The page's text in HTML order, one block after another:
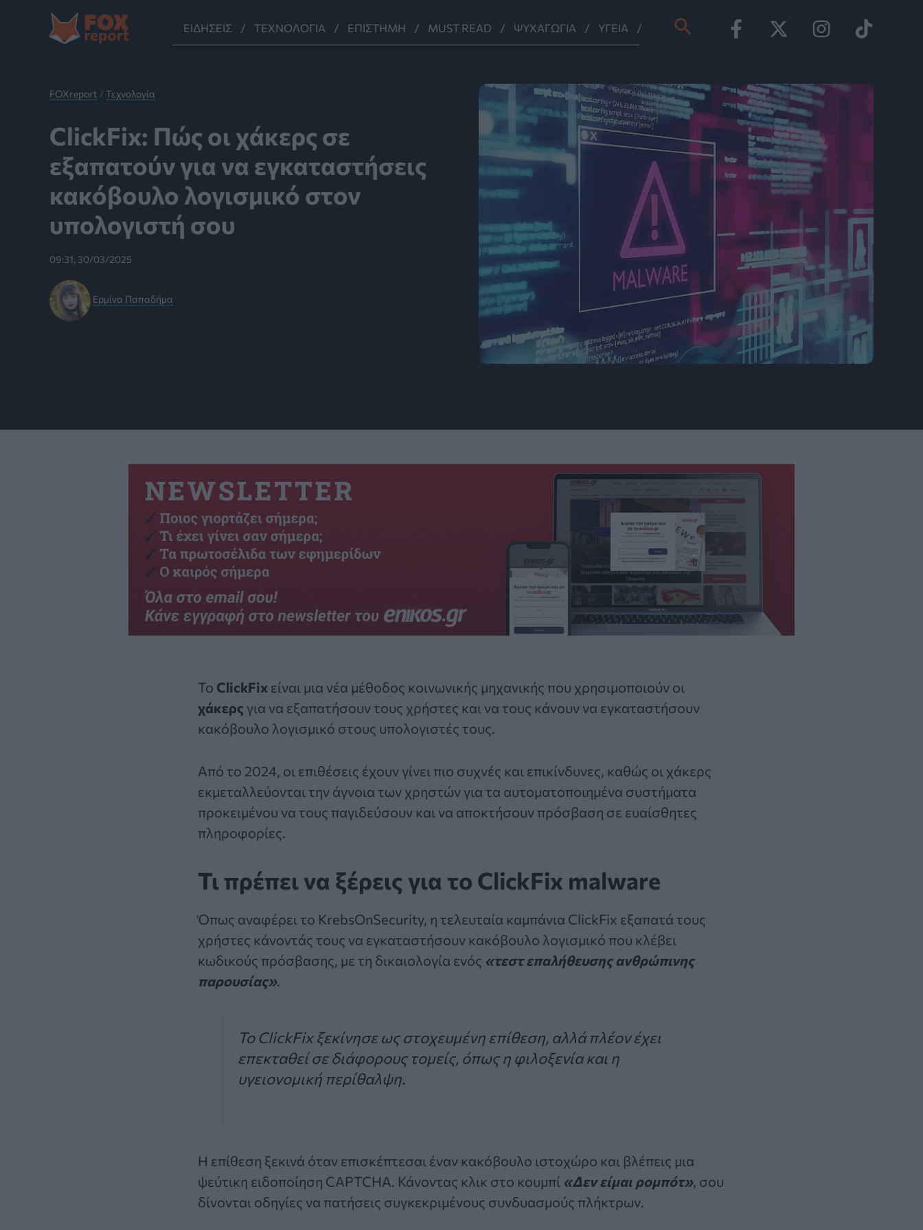
Μετάβαση
περιεχόμενο
ΕΙΔΉΣΕΙΣ ΤΕΧΝΟΛΟΓΊΑ ΕΠΙΣΤΉΜΗ MUST READ ΨΥΧΑΓΩΓΊΑ ΥΓΕΊΑ Αναζήτηση
FOXreport /Τεχνολογία
ClickFix: Πώς οι χάκερς σε
εξαπατούν για να εγκαταστήσεις
κακόβουλο λογισμικό στον
υπολογιστή σου
09:31, 30/03/2025
Ερμίνα Παπαδήμα
Το ClickFix είναι μια νέα μέθοδος κοινωνικής μηχανικής που χρησιμοποιούν οι
χάκερς για να εξαπατήσουν τους χρήστες και να τους κάνουν να εγκαταστήσουν
κακόβουλο λογισμικό στους υπολογιστές τους.
Από το 2024, οι επιθέσεις έχουν γίνει πιο συχνές και επικίνδυνες, καθώς οι χάκερς
εκμεταλλεύονται την άγνοια των χρηστών για τα αυτοματοποιημένα συστήματα
προκειμένου να τους παγιδεύσουν και να αποκτήσουν πρόσβαση σε ευαίσθητες
πληροφορίες.
Τι πρέπει να ξέρεις για το ClickFix malware
Όπως αναφέρει το KrebsOnSecurity, η τελευταία καμπάνια ClickFix εξαπατά τους
χρήστες κάνοντάς τους να εγκαταστήσουν κακόβουλο λογισμικό που κλέβει
κωδικούς πρόσβασης, με τη δικαιολογία ενός «τεστ επαλήθευσης ανθρώπινης
παρουσίας».
Το ClickFix ξεκίνησε ως στοχευμένη επίθεση, αλλά πλέον έχει
επεκταθεί σε διάφορους τομείς, όπως η φιλοξενία και η
υγειονομική περίθαλψη.
Η επίθεση ξεκινά όταν επισκέπτεσαι έναν κακόβουλο ιστοχώρο και βλέπεις μια
ψεύτικη ειδοποίηση CAPTCHA. Κάνοντας κλικ στο κουμπί «Δεν είμαι ρομπότ», σου
δίνονται οδηγίες να πατήσεις συγκεκριμένους συνδυασμούς πλήκτρων.